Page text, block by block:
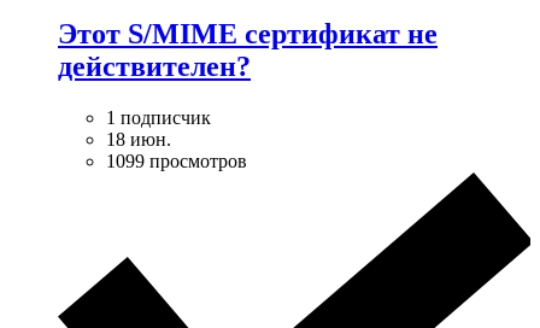
Этот S/MIME сертификат не
действителен?
1 подписчик
18 июн.
1099 просмотров